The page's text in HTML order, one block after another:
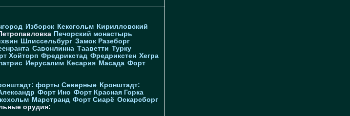
Изборск Кексгольм Кирилловский
Печорcкий монастырь
Шлиссельбург Замок Разеборг
Савонлинна Тааветти Турку
Хойторп Фредрикстад Фредрикстен Хегра
Иерусалим Кесария Масада Форт
форты Северные Кронштадт:
Форт Ино Форт Красная Горка
Марстранд Форт Сиарё Оскарсборг
орудия: